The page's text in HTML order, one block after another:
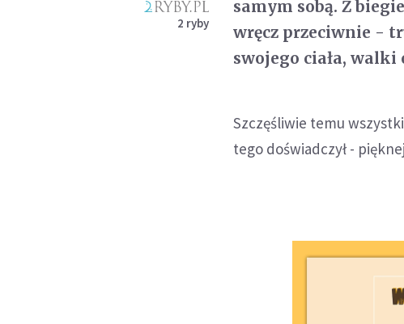
2 ryby
samym sobą. Z
wręcz przeciwnie -
swojego ciała, walki
Szczęśliwie temu
tego doświadczył -